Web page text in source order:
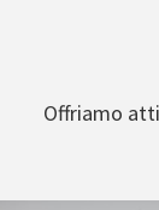
Offriamo